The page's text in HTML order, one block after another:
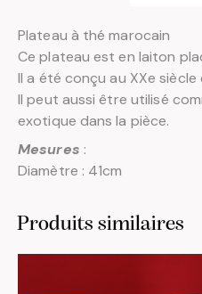
Plateau à thé marocain
Ce plateau est en laiton
Il a été conçu au XXe
Il peut aussi être utilisé
exotique dans la pièce.
Mesures :
Diamètre : 41cm
Produits similaires